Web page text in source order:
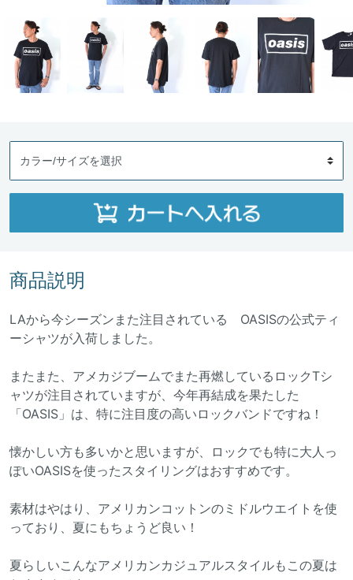
商品説明
LAから今シーズンまた注目されている OASISの公式ティ
ーシャツが入荷しました。
またまた、アメカジブームでまた再燃しているロックTシ
ャツが注目されていますが、今年再結成を果たした
「OASIS」は、特に注目度の高いロックバンドですね！
懐かしい方も多いかと思いますが、ロックでも特に大人っ
ぽいOASISを使ったスタイリングはおすすめです。
素材はやはり、アメリカンコットンのミドルウエイトを使
っており、夏にもちょうど良い！
夏らしいこんなアメリカンカジュアルスタイルもこの夏は